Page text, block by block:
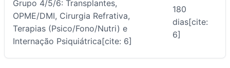
Grupo 4/5/6: Transplantes,
OPME/DMI, Cirurgia Refrativa,
Terapias (Psico/Fono/Nutri) e
Internação Psiquiátrica[cite: 6]
180
dias[cite:
6]